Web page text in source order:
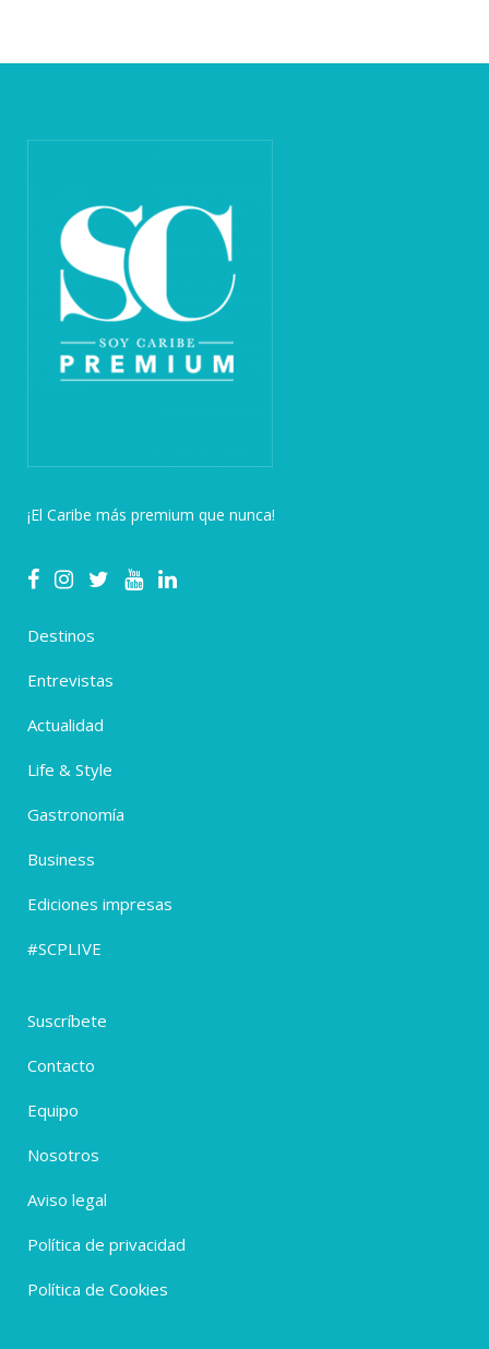
¡El Caribe más premium que nunca!
Destinos
Entrevistas
Actualidad
Life & Style
Gastronomía
Business
Ediciones impresas
#SCPLIVE
Suscríbete
Contacto
Equipo
Nosotros
Aviso legal
Política de privacidad
Política de Cookies